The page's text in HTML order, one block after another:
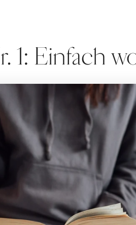
1: Einfach